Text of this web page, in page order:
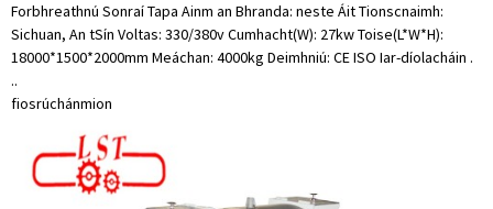
Forbhreathnú Sonraí Tapa Ainm an Bhranda: neste Áit Tionscnaimh:
Sichuan, An tSín Voltas: 330/380v Cumhacht(W): 27kw Toise(L*W*H):
18000*1500*2000mm Meáchan: 4000kg Deimhniú: CE ISO Iar-díolacháin .
..
fiosrúchánmion